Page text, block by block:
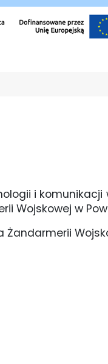
i komunikacji
Wojskowej w